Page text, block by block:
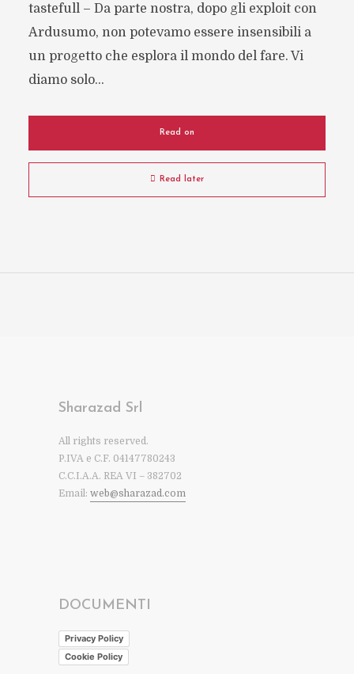
tastefull – Da parte nostra, dopo gli exploit con
Ardusumo, non potevamo essere insensibili a
un progetto che esplora il mondo del fare. Vi
diamo solo...
Read on
Read later
Sharazad Srl
All rights reserved.
P.IVA e C.F. 04147780243
C.C.I.A.A. REA VI – 382702
Email: web@sharazad.com
DOCUMENTI
Privacy Policy
Cookie Policy